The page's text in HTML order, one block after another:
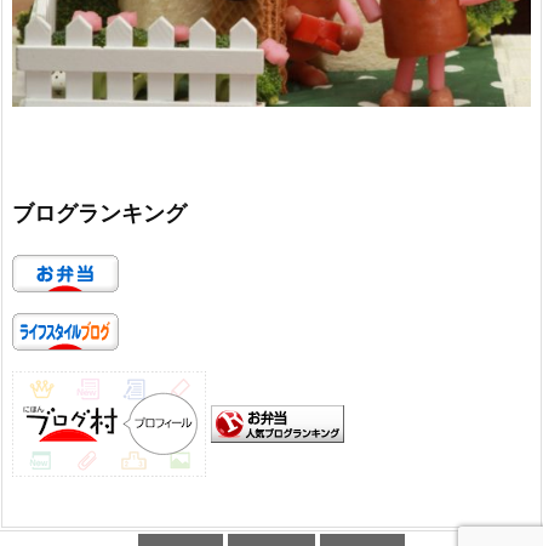
ブログランキング